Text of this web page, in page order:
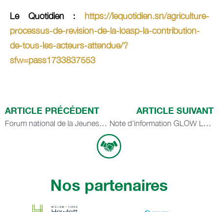
Le Quotidien : https://lequotidien.sn/agriculture-
processus-de-revision-de-la-loasp-la-contribution-
de-tous-les-acteurs-attendue/?
sfw=pass1733837553
ARTICLE PRÉCÉDENT
Forum national de la Jeunesse du Sénégal : Valoriser le potentiel des métiers agricoles et stimuler l’engagement citoyen des jeunes pour une transformation économique et sociale durable en Afrique
ARTICLE SUIVANT
Note d’information GLOW La « lentille de genre » : l’approche dont les entreprises à faibles émissions de carbone ne peuvent se passer
Nos partenaires